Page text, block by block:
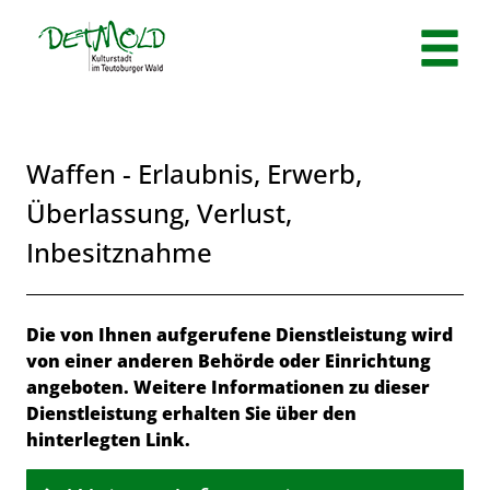
Zum Hauptinhalt springen
Waffen - Erlaubnis, Erwerb,
Überlassung, Verlust,
Inbesitznahme
Beschreibung
Die von Ihnen aufgerufene Dienstleistung wird
von einer anderen Behörde oder Einrichtung
angeboten. Weitere Informationen zu dieser
Dienstleistung erhalten Sie über den
hinterlegten Link.